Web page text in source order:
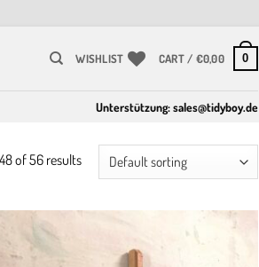
WISHLIST CART / €0,00 0
Unterstützung:sales@tidyboy.de
of 56 results
Add to